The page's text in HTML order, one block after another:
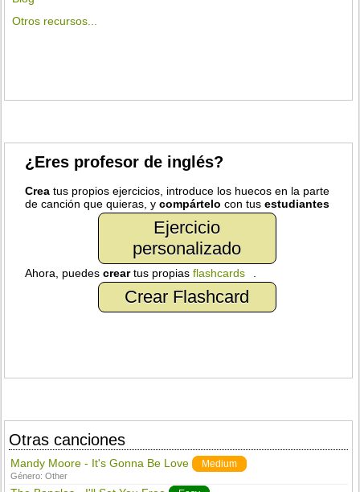
Otros recursos...
¿Eres profesor de inglés?
Crea tus propios ejercicios, introduce los huecos en la parte
de canción que quieras, ycompártelo con tusestudiantes
Ejercicio
personalizado
Ahora, puedescreartus propiasflashcards
Crear Flashcard
Otras canciones
Mandy Moore - It's Gonna Be Love Medium
Género:Other